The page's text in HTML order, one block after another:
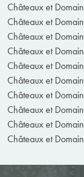
Châteaux et
Châteaux et
Châteaux et
Châteaux et
Châteaux et
Châteaux et
Châteaux et
Châteaux et
Châteaux et
Châteaux et